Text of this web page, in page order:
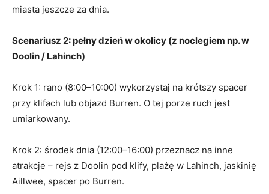
miasta jeszcze za dnia.
Scenariusz 2: pełny dzień w okolicy (z noclegiem np. w
Doolin / Lahinch)
Krok 1: rano (8:00–10:00) wykorzystaj na krótszy spacer
przy klifach lub objazd Burren. O tej porze ruch jest
umiarkowany.
Krok 2: środek dnia (12:00–16:00) przeznacz na inne
atrakcje – rejs z Doolin pod klify, plażę w Lahinch, jaskinię
Aillwee, spacer po Burren.